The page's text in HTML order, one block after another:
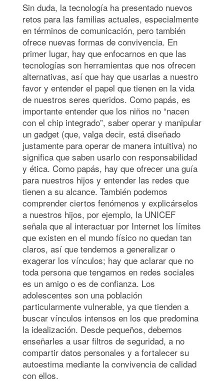
Sin duda, la tecnología ha presentado nuevos
retos para las familias actuales, especialmente
en términos de comunicación, pero también
ofrece nuevas formas de convivencia. En
primer lugar, hay que enfocarnos en que las
tecnologías son herramientas que nos ofrecen
alternativas, así que hay que usarlas a nuestro
favor y entender el papel que tienen en la vida
de nuestros seres queridos. Como papás, es
importante entender que los niños no “nacen
con el chip integrado”, saber operar y manipular
un gadget (que, valga decir, está diseñado
justamente para operar de manera intuitiva) no
significa que saben usarlo con responsabilidad
y ética. Como papás, hay que ofrecer una guía
para nuestros hijos y entender las redes que
tienen a su alcance. También podemos
comprender ciertos fenómenos y explicárselos
a nuestros hijos, por ejemplo, la UNICEF
señala que al interactuar por Internet los límites
que existen en el mundo físico no quedan tan
claros, así que tendemos a generalizar o
exagerar los vínculos; hay que aclarar que no
toda persona que tengamos en redes sociales
es un amigo o es de confianza. Los
adolescentes son una población
particularmente vulnerable, ya que tienden a
buscar vínculos intensos en los que predomina
la idealización. Desde pequeños, debemos
enseñarles a usar filtros de seguridad, a no
compartir datos personales y a fortalecer su
autoestima mediante la convivencia de calidad
con ellos.